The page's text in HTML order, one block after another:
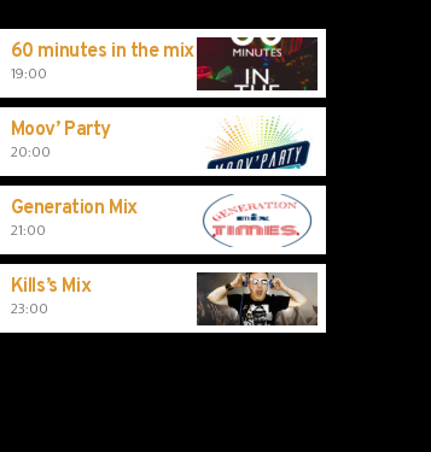
60 minutes in the mix
19:00
Moov’ Party
20:00
Generation Mix
21:00
Kills’s Mix
23:00